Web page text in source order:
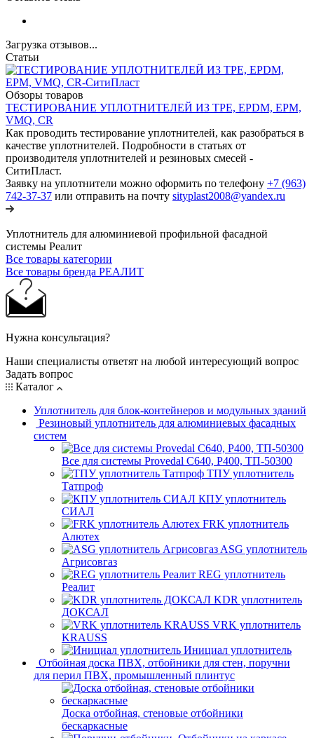
Загрузка отзывов...
Статьи
Обзоры товаров
ТЕСТИРОВАНИЕ УПЛОТНИТЕЛЕЙ ИЗ TPE, EPDM, EPM,
VMQ, CR
Как проводить тестирование уплотнителей, как разобраться в
качестве уплотнителей. Подробности в статьях от
производителя уплотнителей и резиновых смесей -
СитиПласт.
Заявку на уплотнители можно оформить по телефону +7 (963)
742-37-37 или отправить на почту sityplast2008@yandex.ru
Уплотнитель для алюминиевой профильной фасадной
системы Реалит
Все товары категории
Все товары бренда РЕАЛИТ
Нужна консультация?
Наши специалисты ответят на любой интересующий вопрос
Задать вопрос
Каталог
Уплотнитель для блок-контейнеров и модульных зданий
Резиновый уплотнитель для алюминиевых фасадных
систем
Все для системы Provedal С640, Р400, ТП-50300
ТПУ уплотнитель
Татпроф
КПУ уплотнитель
СИАЛ
FRK уплотнитель
Алютех
ASG уплотнитель
Агрисовгаз
REG уплотнитель
Реалит
KDR уплотнитель
ДОКСАЛ
VRK уплотнитель
KRAUSS
Инициал уплотнитель
Отбойная доска ПВХ, отбойники для стен, поручни
для перил ПВХ, промышленный плинтус
Доска отбойная, стеновые отбойники
бескаркасные